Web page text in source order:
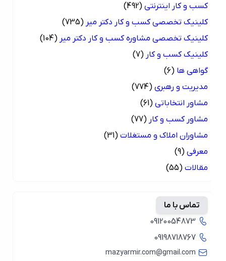
کسب و کار اینترنتی (492)
کلینیک تخصصی کسب و کار دکتر میر (735)
کلینیک تخصصی مشاوره کسب و کار دکتر میر (104)
کلینیک کسب و کار (7)
گواهی ها (6)
مدیریت و رهبری (774)
مشاور انتخاباتی (61)
مشاور کسب و کار (77)
مشاوران املاک و مستغلات (31)
معرفی (9)
مقالات (55)
تماس با ما
09120054873
09198718767
mazyarmir.com@gmail.com